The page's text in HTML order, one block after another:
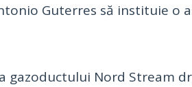
Guterres să instituie o
Nord Stream